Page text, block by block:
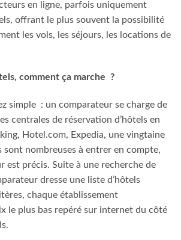
en ligne, parfois uniquement
offrant le plus souvent la possibilité
les vols, les séjours, les locations de
comment ça marche ?
simple : un comparateur se charge de
centrales de réservation d’hôtels en
Hotel.com, Expedia, une vingtaine
sont nombreuses à entrer en compte,
est précis. Suite à une recherche de
dresse une liste d’hôtels
chaque établissement
le plus bas repéré sur internet du côté